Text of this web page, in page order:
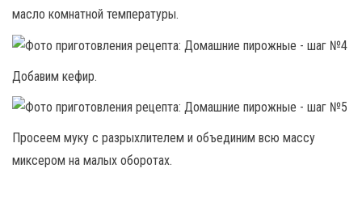
масло комнатной температуры.
Добавим кефир.
Просеем муку с разрыхлителем и объединим всю массу
миксером на малых оборотах.